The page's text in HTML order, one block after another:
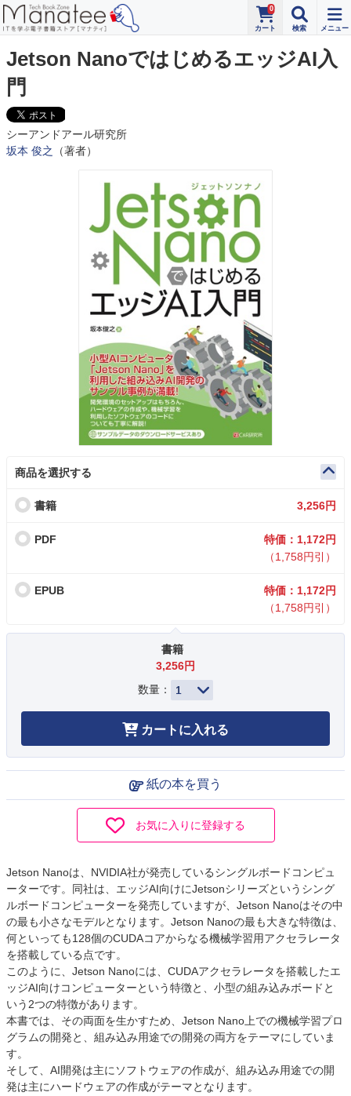
0
Jetson NanoではじめるエッジAI入
門
シーアンドアール研究所
坂本 俊之
（著者）
商品を選択する
書籍 3,256円
PDF
特価：1,172円
（1,758円引）
EPUB
特価：1,172円
（1,758円引）
書籍
3,256円
数量：
カートに入れる
紙の本を買う
お気に入りに登録する
Jetson Nanoは、NVIDIA社が発売しているシングルボードコンピュ
ーターです。同社は、エッジAI向けにJetsonシリーズというシング
ルボードコンピューターを発売していますが、Jetson Nanoはその中
の最も小さなモデルとなります。Jetson Nanoの最も大きな特徴は、
何といっても128個のCUDAコアからなる機械学習用アクセラレータ
を搭載している点です。
このように、Jetson Nanoには、CUDAアクセラレータを搭載したエ
ッジAI向けコンピューターという特徴と、小型の組み込みボードと
いう2つの特徴があります。
本書では、その両面を生かすため、Jetson Nano上での機械学習プロ
グラムの開発と、組み込み用途での開発の両方をテーマにしていま
す。
そして、AI開発は主にソフトウェアの作成が、組み込み用途での開
発は主にハードウェアの作成がテーマとなります。